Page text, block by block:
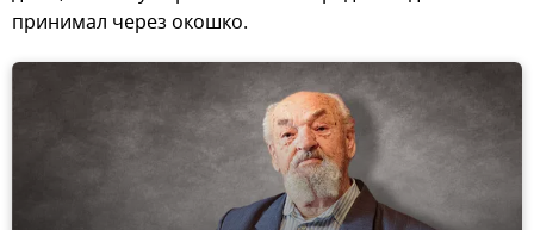
принимал через окошко.